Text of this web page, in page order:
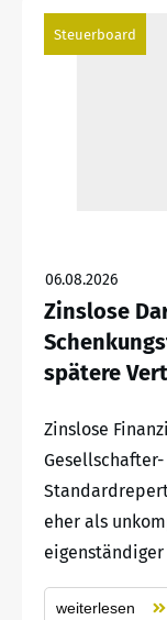
Steuerboard
06.08.2026
Zinslose
spätere
Zinslose
eher als
eigenständiger
weiterlesen